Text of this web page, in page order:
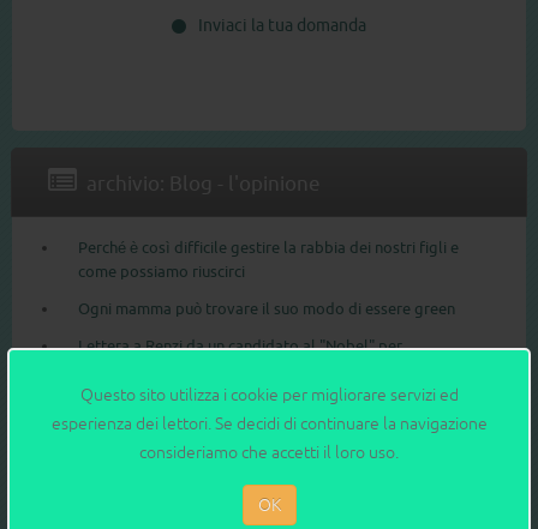
Questo sito utilizza i cookie per migliorare servizi ed
esperienza dei lettori. Se decidi di continuare la navigazione
consideriamo che accetti il loro uso.
OK
Inviaci la tua domanda
archivio: Blog - l'opinione
Perché è così difficile gestire la rabbia dei nostri figli e
come possiamo riuscirci
Ogni mamma può trovare il suo modo di essere green
Lettera a Renzi da un candidato al "Nobel" per
Le etichette dei cibi sono piene di trappole: evitale così
Lavorare fino al nono mese o no? Un libro aiuta a capire
L'ospedale resta il posto più sicuro dove partorire
Il lettone per i neonati non deve essere un tabù